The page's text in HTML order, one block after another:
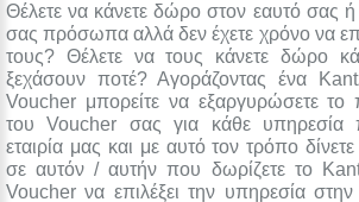
Θέλετε να κάνετε δώρο στον εαυτό σας
σας πρόσωπα αλλά δεν έχετε χρόνο να
τους? Θέλετε να τους κάνετε δώρο
ξεχάσουν ποτέ? Αγοράζοντας ένα
Voucher μπορείτε να εξαργυρώσετε το
του Voucher σας για κάθε υπηρεσία
εταιρία μας και με αυτό τον τρόπο
σε αυτόν / αυτήν που δωρίζετε το
Voucher να επιλέξει την υπηρεσία